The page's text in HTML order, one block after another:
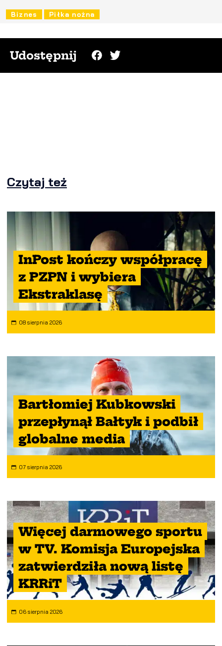
Biznes Piłka nożna
Udostępnij
Czytaj też
InPost kończy współpracę
z PZPN i wybiera
Ekstraklasę
08 sierpnia 2026
Bartłomiej Kubkowski
przepłynął Bałtyk i podbił
globalne media
07 sierpnia 2026
Więcej darmowego sportu
w TV. Komisja Europejska
zatwierdziła nową listę
KRRiT
06 sierpnia 2026